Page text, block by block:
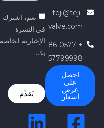
teji@teji-
valve.com
+86-0577-
57799998
احصل
على
عرض
أسعار
نعم، اشترك
في النشرة
الإخبارية الخاصة
بك.
يُقدِّم